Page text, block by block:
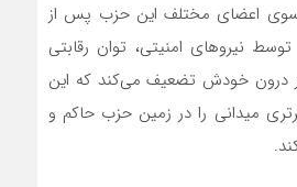
سوی اعضای مختلف این حزب پس از
نیروهای امنیتی، توان رقابتی
از درون خودش تضعیف می‌کند که این
میدانی را در زمین حزب حاکم و